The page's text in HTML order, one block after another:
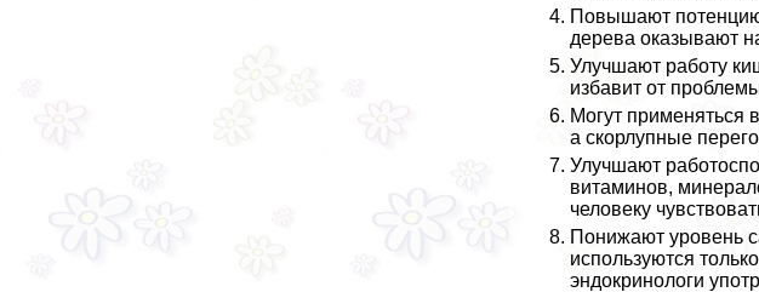
Повышают
дерева оказывают
Улучшают работу
избавит от
Могут применяться
а скорлупные
Улучшают
витаминов,
человеку
Понижают уровень
используются
эндокринологи